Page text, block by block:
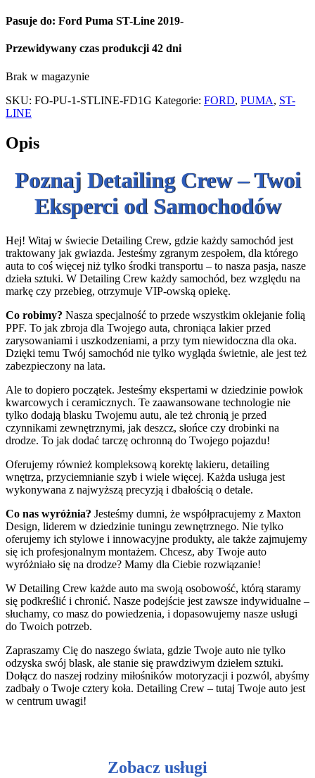
Pasuje do: Ford Puma ST-Line 2019-
Przewidywany czas produkcji 42 dni
Brak w magazynie
SKU: FO-PU-1-STLINE-FD1G Kategorie: FORD, PUMA, ST-
LINE
Opis
Poznaj Detailing Crew – Twoi
Eksperci od Samochodów
Hej! Witaj w świecie Detailing Crew, gdzie każdy samochód jest
traktowany jak gwiazda. Jesteśmy zgranym zespołem, dla którego
auta to coś więcej niż tylko środki transportu – to nasza pasja, nasze
dzieła sztuki. W Detailing Crew każdy samochód, bez względu na
markę czy przebieg, otrzymuje VIP-owską opiekę.
Co robimy? Nasza specjalność to przede wszystkim oklejanie folią
PPF. To jak zbroja dla Twojego auta, chroniąca lakier przed
zarysowaniami i uszkodzeniami, a przy tym niewidoczna dla oka.
Dzięki temu Twój samochód nie tylko wygląda świetnie, ale jest też
zabezpieczony na lata.
Ale to dopiero początek. Jesteśmy ekspertami w dziedzinie powłok
kwarcowych i ceramicznych. Te zaawansowane technologie nie
tylko dodają blasku Twojemu autu, ale też chronią je przed
czynnikami zewnętrznymi, jak deszcz, słońce czy drobinki na
drodze. To jak dodać tarczę ochronną do Twojego pojazdu!
Oferujemy również kompleksową korektę lakieru, detailing
wnętrza, przyciemnianie szyb i wiele więcej. Każda usługa jest
wykonywana z najwyższą precyzją i dbałością o detale.
Co nas wyróżnia? Jesteśmy dumni, że współpracujemy z Maxton
Design, liderem w dziedzinie tuningu zewnętrznego. Nie tylko
oferujemy ich stylowe i innowacyjne produkty, ale także zajmujemy
się ich profesjonalnym montażem. Chcesz, aby Twoje auto
wyróżniało się na drodze? Mamy dla Ciebie rozwiązanie!
W Detailing Crew każde auto ma swoją osobowość, którą staramy
się podkreślić i chronić. Nasze podejście jest zawsze indywidualne –
słuchamy, co masz do powiedzenia, i dopasowujemy nasze usługi
do Twoich potrzeb.
Zapraszamy Cię do naszego świata, gdzie Twoje auto nie tylko
odzyska swój blask, ale stanie się prawdziwym dziełem sztuki.
Dołącz do naszej rodziny miłośników motoryzacji i pozwól, abyśmy
zadbały o Twoje cztery koła. Detailing Crew – tutaj Twoje auto jest
w centrum uwagi!
Zobacz usługi